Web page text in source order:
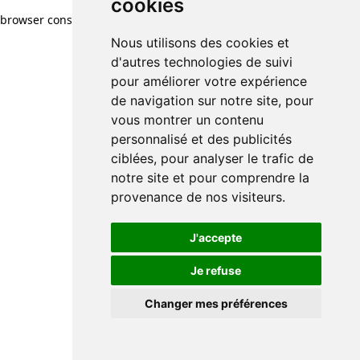
cookies
Nous utilisons des cookies et
d'autres technologies de suivi
pour améliorer votre expérience
de navigation sur notre site, pour
vous montrer un contenu
personnalisé et des publicités
ciblées, pour analyser le trafic de
notre site et pour comprendre la
provenance de nos visiteurs.
J'accepte
Je refuse
Changer mes préférences
browser console for more information)